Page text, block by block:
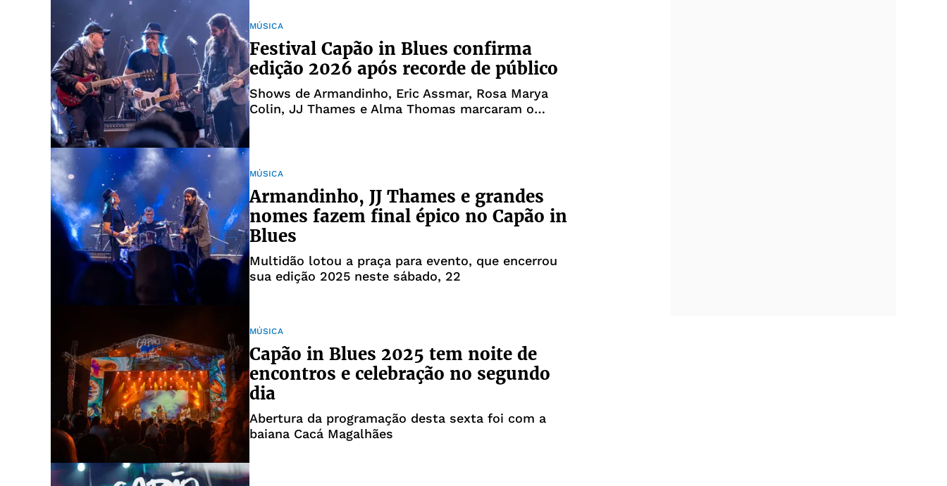
MÚSICA
Festival Capão in Blues confirma
edição 2026 após recorde de público
Shows de Armandinho, Eric Assmar, Rosa Marya
Colin, JJ Thames e Alma Thomas marcaram o
MÚSICA
Armandinho, JJ Thames e grandes
nomes fazem final épico no Capão in
Blues
Multidão lotou a praça para evento, que encerrou
sua edição 2025 neste sábado, 22
MÚSICA
Capão in Blues 2025 tem noite de
encontros e celebração no segundo
dia
Abertura da programação desta sexta foi com a
baiana Cacá Magalhães